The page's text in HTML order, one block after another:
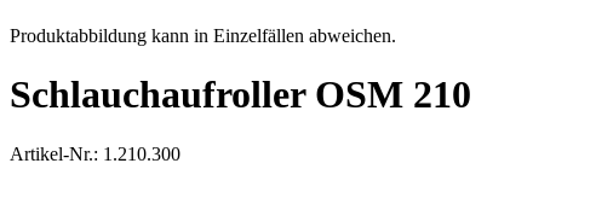
Produktabbildung kann in Einzelfällen abweichen.
Schlauchaufroller OSM 210
Artikel-Nr.: 1.210.300